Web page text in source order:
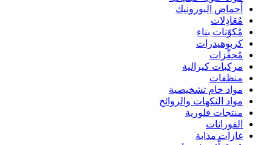
أحماض البورونيك
مُعَادِلات
مُكوّنات بناء
كربوهيدرات
مُحفِّزات
مركبات كيرالية
منظفات
مواد خام تشخيصية
مواد النكهات والروائح
منتجات فلورية
الفورانات
غازات مذابة